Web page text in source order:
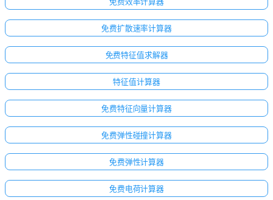
免费扩散速率计算器
免费特征值求解器
特征值计算器
免费特征向量计算器
免费弹性碰撞计算器
免费弹性计算器
免费电荷计算器